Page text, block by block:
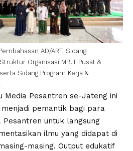
AD/ART, Sidang
Organisasi MPJT Pusat &
Sidang Program Kerja &
Media Pesantren se-Jateng ini
pemantik bagi para
Pesantren untuk langsung
ilmu yang didapat di
masing. Output edukatif